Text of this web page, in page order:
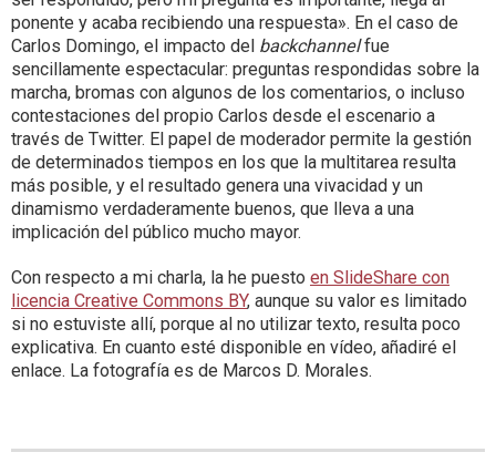
ponente y acaba recibiendo una respuesta». En el caso de
Carlos Domingo, el impacto del backchannelfue
sencillamente espectacular: preguntas respondidas sobre la
marcha, bromas con algunos de los comentarios, o incluso
contestaciones del propio Carlos desde el escenario a
través de Twitter. El papel de moderador permite la gestión
de determinados tiempos en los que la multitarea resulta
más posible, y el resultado genera una vivacidad y un
dinamismo verdaderamente buenos, que lleva a una
implicación del público mucho mayor.
Con respecto a mi charla, la he puesto en SlideShare con
licencia Creative Commons BY, aunque su valor es limitado
si no estuviste allí, porque al no utilizar texto, resulta poco
explicativa. En cuanto esté disponible en vídeo, añadiré el
enlace. La fotografía es de Marcos D. Morales.